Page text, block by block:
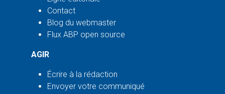
Contact
Blog du webmaster
Flux ABP open source
AGIR
Écrire à la rédaction
Envoyer votre communiqué